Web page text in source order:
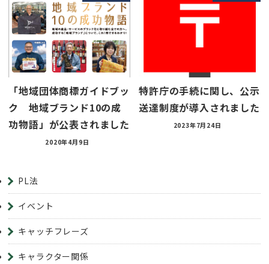
「地域団体商標ガイドブッ
ク 地域ブランド10の成
功物語」が公表されました
2020年4月9日
特許庁の手続に関し、公示
送達制度が導入されました
2023年7月24日
PL法
イベント
キャッチフレーズ
キャラクター関係